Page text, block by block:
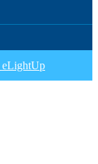
eLightUp